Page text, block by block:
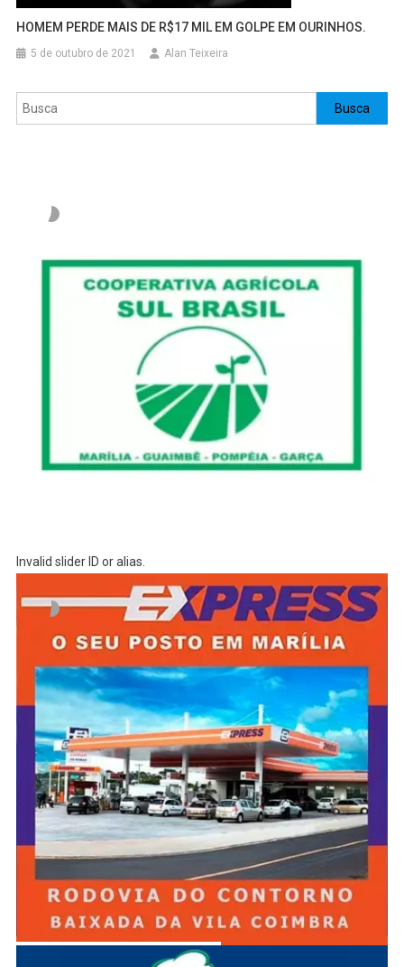
HOMEM PERDE MAIS DE R$17 MIL EM GOLPE EM OURINHOS.
5 de outubro de 2021 Alan Teixeira
Pesquisar Busca
Invalid slider ID or alias.